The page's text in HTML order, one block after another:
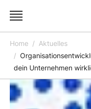
Home
Aktuelles
dein Unternehmen